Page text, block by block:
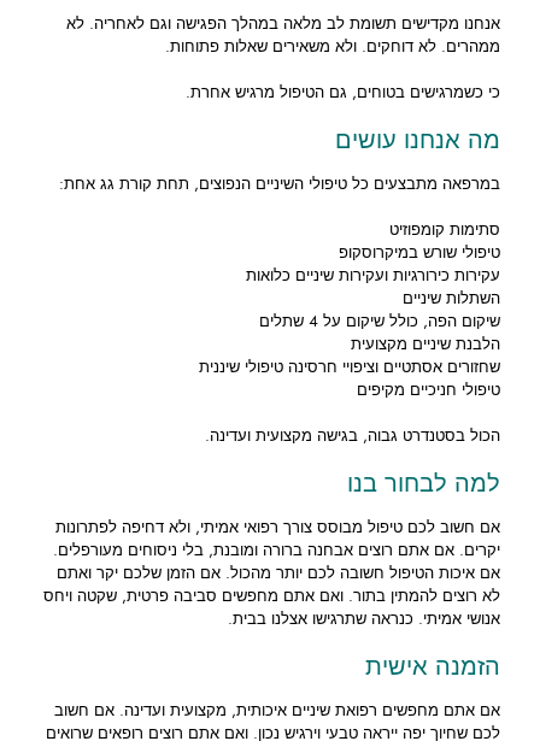
אנחנו מקדישים תשומת לב מלאה במהלך הפגישה וגם לאחריה. לא
ממהרים. לא דוחקים. ולא משאירים שאלות פתוחות.
כי כשמרגישים בטוחים, גם הטיפול מרגיש אחרת.
מה אנחנו עושים
במרפאה מתבצעים כל טיפולי השיניים הנפוצים, תחת קורת גג אחת:
סתימות קומפוזיט
טיפולי שורש במיקרוסקופ
עקירות כירורגיות ועקירות שיניים כלואות
השתלות שיניים
שיקום הפה, כולל שיקום על 4 שתלים
הלבנת שיניים מקצועית
שחזורים אסתטיים וציפויי חרסינה טיפולי שיננית
טיפולי חניכיים מקיפים
הכול בסטנדרט גבוה, בגישה מקצועית ועדינה.
למה לבחור בנו
אם חשוב לכם טיפול מבוסס צורך רפואי אמיתי, ולא דחיפה לפתרונות
יקרים. אם אתם רוצים אבחנה ברורה ומובנת, בלי ניסוחים מעורפלים.
אם איכות הטיפול חשובה לכם יותר מהכול. אם הזמן שלכם יקר ואתם
לא רוצים להמתין בתור. ואם אתם מחפשים סביבה פרטית, שקטה ויחס
אנושי אמיתי. כנראה שתרגישו אצלנו בבית.
הזמנה אישית
אם אתם מחפשים רפואת שיניים איכותית, מקצועית ועדינה. אם חשוב
לכם שחיוך יפה ייראה טבעי וירגיש נכון. ואם אתם רוצים רופאים שרואים